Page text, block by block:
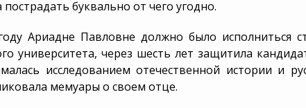
буквально от чего угодно.
Ариадне Павловне должно было исполниться
университета, через шесть лет защитила
исследованием отечественной истории и
мемуары о своем отце.